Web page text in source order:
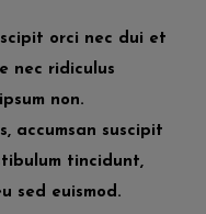
orci nec dui et
nec ridiculus
non.
accumsan suscipit
tincidunt,
sed euismod.